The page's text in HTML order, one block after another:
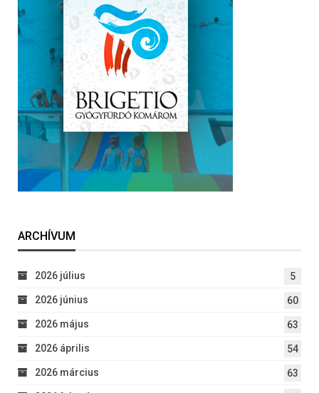
ARCHÍVUM
2026 július 5
2026 június 60
2026 május 63
2026 április 54
2026 március 63